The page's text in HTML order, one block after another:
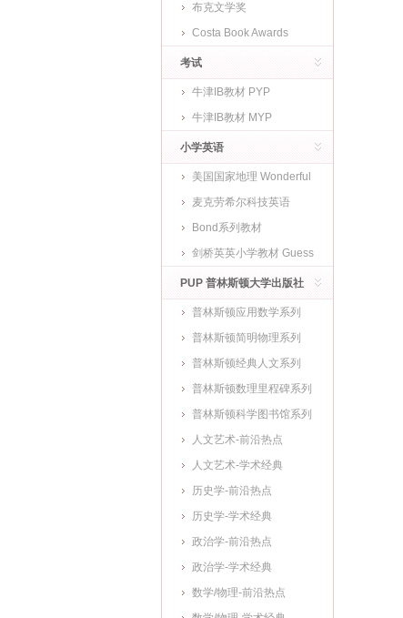
布克文学奖
Costa Book Awards
考试
牛津IB教材 PYP
牛津IB教材 MYP
小学英语
美国国家地理 Wonderful
World
麦克劳希尔科技英语
Bond系列教材
剑桥英英小学教材 Guess
What
PUP 普林斯顿大学出版社
普林斯顿应用数学系列
普林斯顿简明物理系列
普林斯顿经典人文系列
普林斯顿数理里程碑系列
普林斯顿科学图书馆系列
人文艺术-前沿热点
人文艺术-学术经典
历史学-前沿热点
历史学-学术经典
政治学-前沿热点
政治学-学术经典
数学/物理-前沿热点